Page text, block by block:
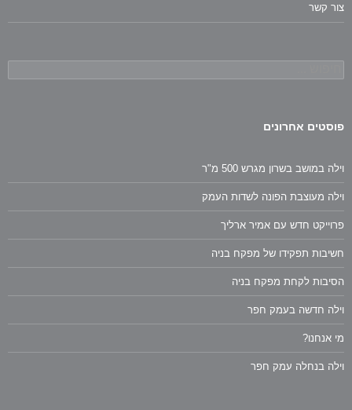
צור קשר
פוסטים אחרונים
וילה במושב בשרון מגרש 500 מ"ר
וילה מעוצבת הפונה לשדות העמק
פרוייקט חדש עם אמיר ארליך
חשיבות תפקידו של מפקח בניה
הסיבות לקחת מפקח בניה
וילה חדשה בעמק חפר
מי אנחנו?
וילה בנחלה עמק חפר